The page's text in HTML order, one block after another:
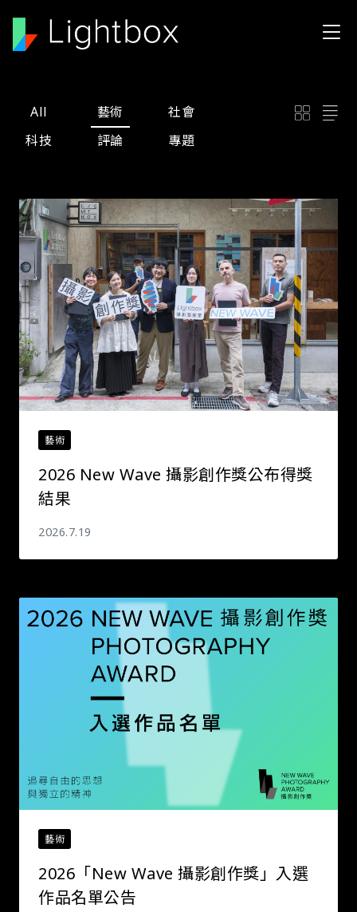
All 藝術
社會
科技
評論 專題
藝術
2026 New Wave 攝影創作獎公布得獎
結果
2026.7.19
藝術
2026「New Wave 攝影創作獎」入選
作品名單公告